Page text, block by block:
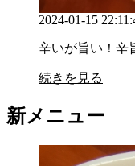
2024-01-15
辛いが旨い！辛
続きを見る
新メニュー